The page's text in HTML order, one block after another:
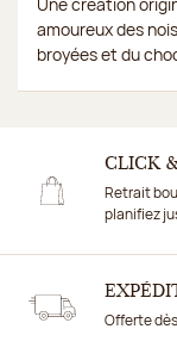
amoureux des
broyées et du
CLICK
Retrait
planifiez
Offerte